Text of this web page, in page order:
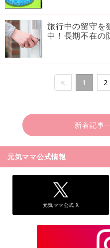
旅行中の留守を
中！長期不在の
1 2
新着記事
元気ママ公式情報
元気ママ公式 X